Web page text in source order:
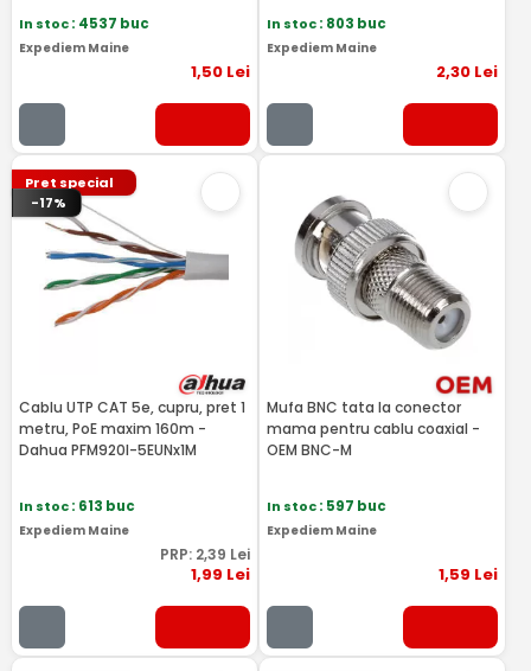
In stoc: 4537 buc
Expediem Maine
1,50Lei
In stoc: 803 buc
Expediem Maine
2,30 Lei
Pret special
-17%
Cablu UTP CAT 5e, cupru, pret 1
metru, PoE maxim 160m -
Dahua PFM920I-5EUNx1M
In stoc: 613 buc
Expediem Maine
PRP: 2,39 Lei
1,99 Lei
Mufa BNC tata la conector
mama pentru cablu coaxial -
OEM BNC-M
In stoc: 597 buc
Expediem Maine
1,59 Lei